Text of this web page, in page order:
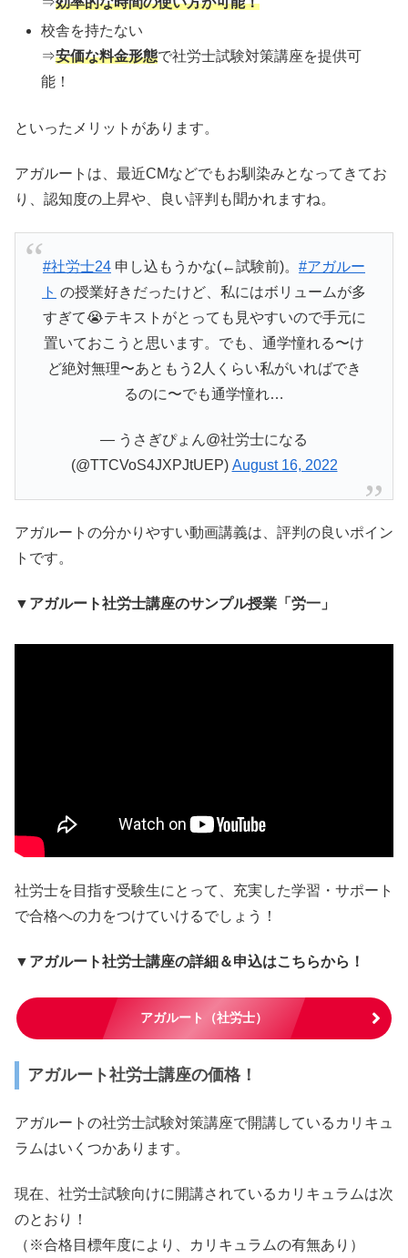
校舎を持たない
⇒安価な料金形態で社労士試験対策講座を提供可
能！
といったメリットがあります。
アガルートは、最近CMなどでもお馴染みとなってきてお
り、認知度の上昇や、良い評判も聞かれますね。
#社労士24 申し込もうかな(←試験前)。 #アガルー
ト の授業好きだったけど、私にはボリュームが多
すぎて😭テキストがとっても見やすいので手元に
置いておこうと思います。でも、通学憧れる〜け
ど絶対無理〜あともう2人くらい私がいればでき
るのに〜でも通学憧れ…
— うさぎぴょん@社労士になる
(@TTCVoS4JXPJtUEP) August 16, 2022
アガルートの分かりやすい動画講義は、評判の良いポイン
トです。
▼アガルート社労士講座のサンプル授業「労一」
社労士を目指す受験生にとって、充実した学習・サポート
で合格への力をつけていけるでしょう！
▼アガルート社労士講座の詳細＆申込はこちらから！
アガルート（社労士）
アガルート社労士講座の価格！
アガルートの社労士試験対策講座で開講しているカリキュ
ラムはいくつかあります。
現在、社労士試験向けに開講されているカリキュラムは次
のとおり！
（※合格目標年度により、カリキュラムの有無あり）